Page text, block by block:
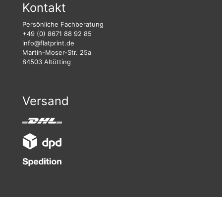
Kontakt
Persönliche Fachberatung
+49 (0) 8671 88 92 85
info@flatprint.de
Martin-Moser-Str. 25a
84503 Altötting
Versand